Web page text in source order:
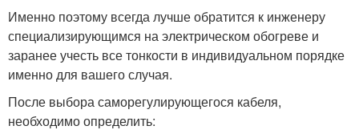
Именно поэтому всегда лучше обратится к инженеру
специализирующимся на электрическом обогреве и
заранее учесть все тонкости в индивидуальном порядке
именно для вашего случая.
После выбора саморегулирующегося кабеля,
необходимо определить: